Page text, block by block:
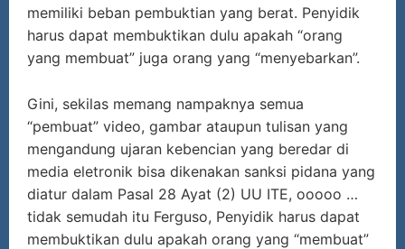
memiliki beban pembuktian yang berat. Penyidik
harus dapat membuktikan dulu apakah “orang
yang membuat” juga orang yang “menyebarkan”.
Gini, sekilas memang nampaknya semua
“pembuat” video, gambar ataupun tulisan yang
mengandung ujaran kebencian yang beredar di
media eletronik bisa dikenakan sanksi pidana yang
diatur dalam Pasal 28 Ayat (2) UU ITE, ooooo …
tidak semudah itu Ferguso, Penyidik harus dapat
membuktikan dulu apakah orang yang “membuat”